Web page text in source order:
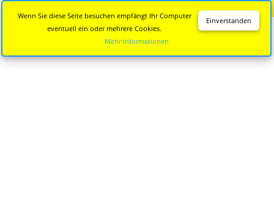
Einverstanden
Wenn Sie diese Seite besuchen empfängt Ihr Computer
eventuell ein oder mehrere Cookies.
Mehr Informationen